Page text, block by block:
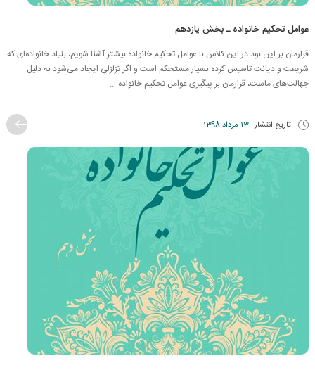
عوامل تحکیم خانواده ـ بخش یازدهم
قرارمان بر این بود در این کلاس با عوامل تحکیم خانواده بیشتر آشنا شویم، بنیاد خانواده‌ای که
شریعت و دیانت تاسیس کرده بسیار مستحکم است و اگر تزلزلی ایجاد می‌شود به دلیل
جهالت‌های ماست، قرارمان بر پیگیری عوامل تحکیم خانواده ...
تاریخ انتشار 13 مرداد 1398